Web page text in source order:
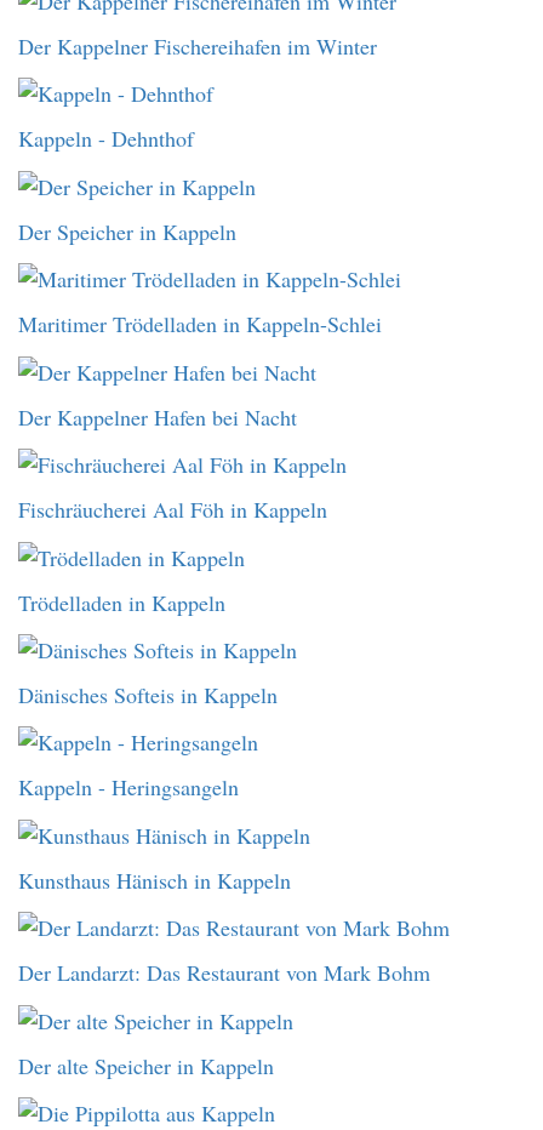
Der Kappelner Fischereihafen im Winter
Kappeln - Dehnthof
Der Speicher in Kappeln
Maritimer Trödelladen in Kappeln-Schlei
Der Kappelner Hafen bei Nacht
Fischräucherei Aal Föh in Kappeln
Trödelladen in Kappeln
Dänisches Softeis in Kappeln
Kappeln - Heringsangeln
Kunsthaus Hänisch in Kappeln
Der Landarzt: Das Restaurant von Mark Bohm
Der alte Speicher in Kappeln